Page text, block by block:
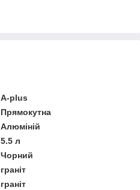
A-plus
Прямокутна
Алюміній
5.5 л
Чорний
граніт
граніт